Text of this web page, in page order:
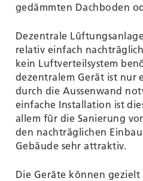
gedämmten Dachboden
Dezentrale
relativ einfach
kein Luftverteilsystem
dezentralem Gerät ist nur
durch die Aussenwand
einfache Installation ist
allem für die Sanierung
den nachträglichen
Gebäude sehr attraktiv.
Die Geräte können